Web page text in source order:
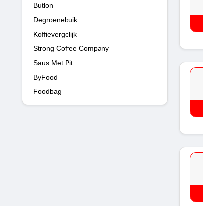
Butlon
Degroenebuik
Koffievergelijk
Strong Coffee Company
Saus Met Pit
ByFood
Foodbag